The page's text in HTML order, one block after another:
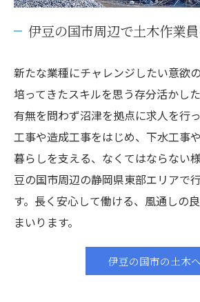
伊豆の国市周辺で土木作業
新たな業種にチャレンジしたい意欲
培ってきたスキルを思う存分活かし
有無を問わず沼津を拠点に求人を行
工事や造成工事をはじめ、下水工事
暮らしを支える、なくてはならない
豆の国市周辺の静岡県東部エリアで
す。長く安心して働ける、風通しの
まいります。
伊豆の国市の土木へ